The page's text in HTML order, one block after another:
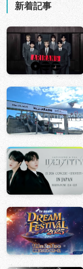
新着記事